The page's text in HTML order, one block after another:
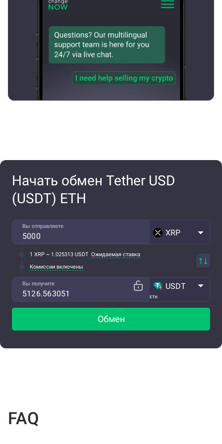
Начать обмен Tether USD
(USDT) ETH
Вы отправляете
XRP
1 XRP ~ 1.025313 USDT Ожидаемая ставка
Комиссии включены
Вы получите
ETH
USDT
Обмен
FAQ